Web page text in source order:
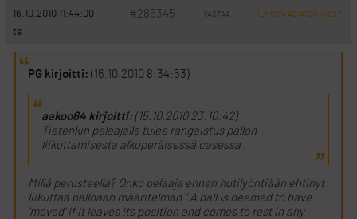
16.10.2010 11:44:00 #285345 VASTAA ILMOITA ASIATON VIESTI
ts
PG kirjoitti: (16.10.2010 8:34:53)
aakoo64 kirjoitti:(15.10.2010 23:10:42)
Tietenkin pelaajalle tulee rangaistus pallon
liikuttamisesta alkuperäisessä casessa .
Millä perusteella? Onko pelaaja ennen hutilyöntiään ehtinyt
liikuttaa palloaan määritelmän ” A ball is deemed to have
’moved’ if it leaves its position and comes to rest in any